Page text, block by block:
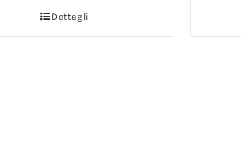
Dettagli